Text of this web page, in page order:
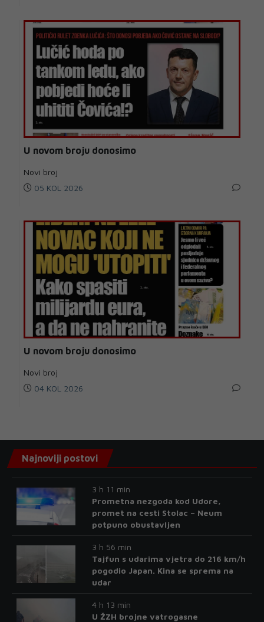
U novom broju donosimo
Novi broj
05 KOL 2026
U novom broju donosimo
Novi broj
04 KOL 2026
Najnoviji postovi
3 h 11 min
Prometna nezgoda kod Udore,
promet na cesti Stolac – Neum
potpuno obustavljen
3 h 56 min
Tajfun s udarima vjetra do 216 km/h
pogodio Japan. Kina se sprema na
udar
4 h 13 min
U ŽZH brojne vatrogasne